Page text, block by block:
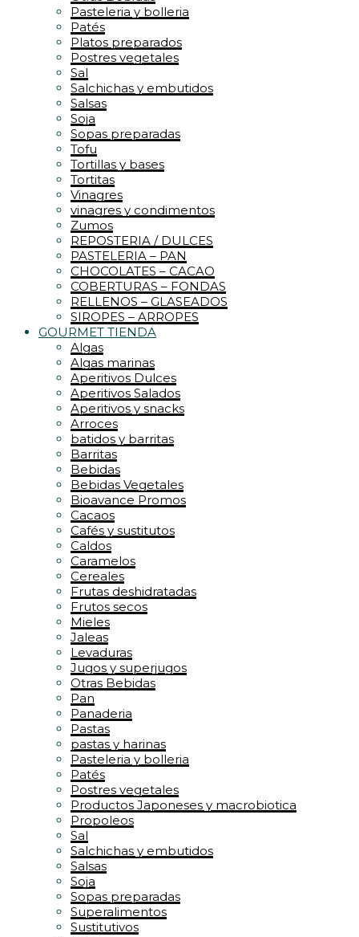
Pasteleria y bolleria
Patés
Platos preparados
Postres vegetales
Sal
Salchichas y embutidos
Salsas
Soja
Sopas preparadas
Tofu
Tortillas y bases
Tortitas
Vinagres
vinagres y condimentos
Zumos
REPOSTERIA / DULCES
PASTELERIA – PAN
CHOCOLATES – CACAO
COBERTURAS – FONDAS
RELLENOS – GLASEADOS
SIROPES – ARROPES
GOURMET TIENDA
Algas
Algas marinas
Aperitivos Dulces
Aperitivos Salados
Aperitivos y snacks
Arroces
batidos y barritas
Barritas
Bebidas
Bebidas Vegetales
Bioavance Promos
Cacaos
Cafés y sustitutos
Caldos
Caramelos
Cereales
Frutas deshidratadas
Frutos secos
Mieles
Jaleas
Levaduras
Jugos y superjugos
Otras Bebidas
Pan
Panaderia
Pastas
pastas y harinas
Pasteleria y bolleria
Patés
Postres vegetales
Productos Japoneses y macrobiotica
Propoleos
Sal
Salchichas y embutidos
Salsas
Soja
Sopas preparadas
Superalimentos
Sustitutivos